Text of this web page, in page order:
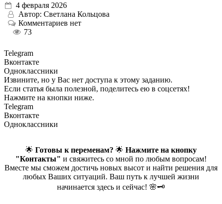
4 февраля 2026
Автор: Светлана Кольцова
Комментариев нет
73
Telegram
Вконтакте
Одноклассники
Извините, но у Вас нет доступа к этому заданию.
Если статья была полезной, поделитесь ею в соцсетях!
Нажмите на кнопки ниже.
Telegram
Вконтакте
Одноклассники
🌟 Готовы к переменам? 🌟 Нажмите на кнопку
"Контакты" и свяжитесь со мной по любым вопросам!
Вместе мы сможем достичь новых высот и найти решения для
любых Ваших ситуаций. Ваш путь к лучшей жизни
начинается здесь и сейчас! 🌸🗝️